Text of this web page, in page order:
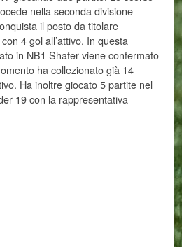
nella seconda divisione
il posto da titolare
4 gol all’attivo. In questa
in NB1 Shafer viene confermato
ha collezionato già 14
Ha inoltre giocato 5 partite nel
19 con la rappresentativa